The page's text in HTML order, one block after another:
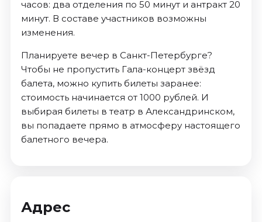
часов: два отделения по 50 минут и антракт 20
минут. В составе участников возможны
изменения.
Планируете вечер в Санкт-Петербурге?
Чтобы не пропустить Гала-концерт звёзд
балета, можно купить билеты заранее:
стоимость начинается от 1000 рублей. И
выбирая билеты в театр в Александринском,
вы попадаете прямо в атмосферу настоящего
балетного вечера.
Адрес